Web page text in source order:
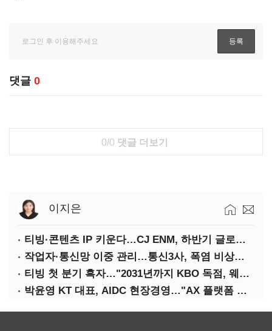
댓글 0
0/0 댓글 더보기
이지은
티빙·콘텐츠 IP 키운다…CJ ENM, 하반기 글로벌 확장 가속
작업자·통신망 이중 관리…통신3사, 폭염 비상대응 돌입
티빙 첫 분기 흑자…"2031년까지 KBO 독점, 웨이브 합병도 속도"
박윤영 KT 대표, AIDC 현장경영…"AX 플랫폼 핵심 인프라로 키운다"